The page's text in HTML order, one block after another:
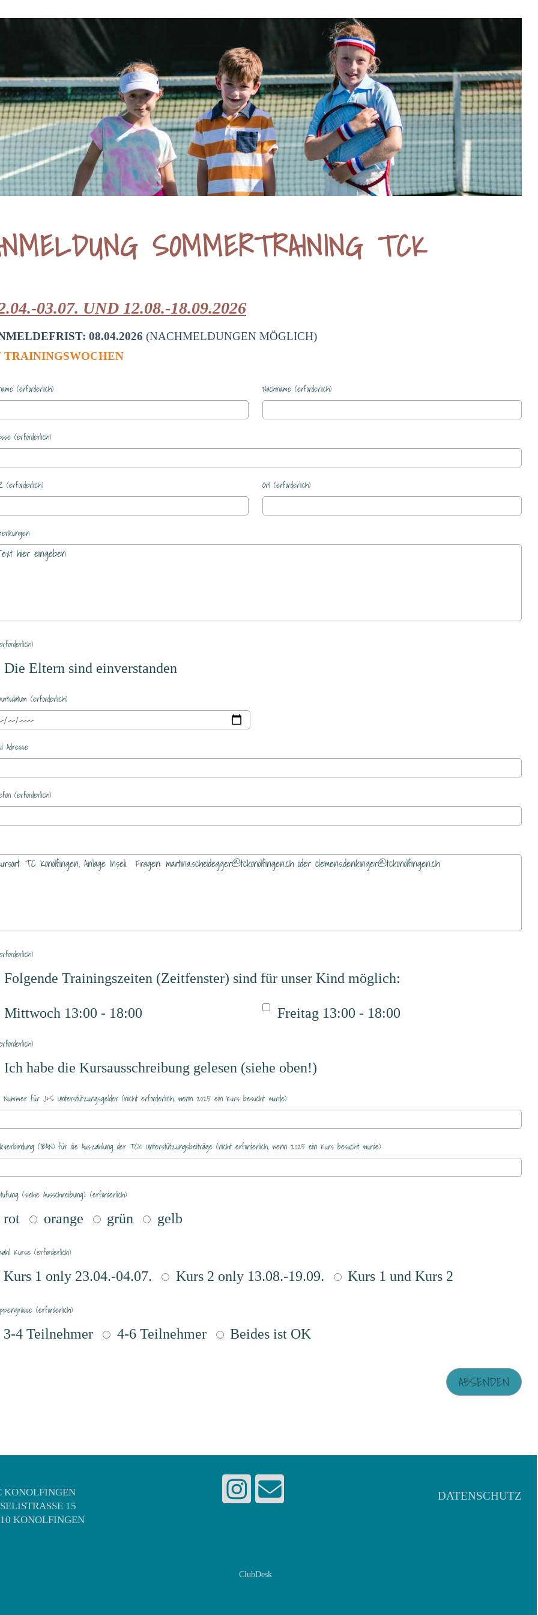
SOMMERTRAINING TCK
03.07. UND 12.08.-18.09.2026
08.04.2026 (NACHMELDUNGEN MÖGLICH)
TRAININGSWOCHEN
(erforderlich) Nachname (erforderlich)
(erforderlich)
(erforderlich) Ort (erforderlich)
Die Eltern sind einverstanden
(erforderlich)
Adresse
(erforderlich)
Folgende Trainingszeiten (Zeitfenster) sind für unser Kind möglich:
Mittwoch 13:00 - 18:00 Freitag 13:00 - 18:00
Ich habe die Kursausschreibung gelesen (siehe oben!)
Nummer für J+S Unterstützungsgelder (nicht erforderlich, wenn 2025 ein Kurs besucht wurde)
(IBAN) für die Auszahlung der TCK Unterstützungsbeiträge (nicht erforderlich, wenn 2025 ein Kurs besucht wurde)
(siehe Ausschreibung): (erforderlich)
rot orange grün gelb
Kurse (erforderlich)
Kurs 1 only 23.04.-04.07. Kurs 2 only 13.08.-19.09. Kurs 1 und Kurs 2
(erforderlich)
3-4 Teilnehmer 4-6 Teilnehmer Beides ist OK
KONOLFINGEN
15
KONOLFINGEN
DATENSCHUTZ
ClubDesk